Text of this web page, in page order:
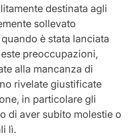
destinata agli
sollevato
è stata lanciata
preoccupazioni,
alla mancanza di
rivelate giustificate
in particolare gli
di aver subito molestie o
lì.